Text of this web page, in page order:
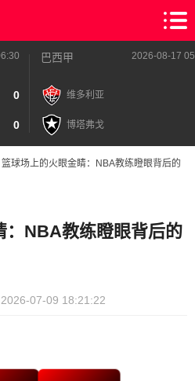
0
0
巴西甲 2026-08-17
维多利亚
博塔弗戈
篮球场上的火眼金睛：NBA教练瞪眼背后的
：NBA教练瞪眼背后的
2026-07-09 18:21:22